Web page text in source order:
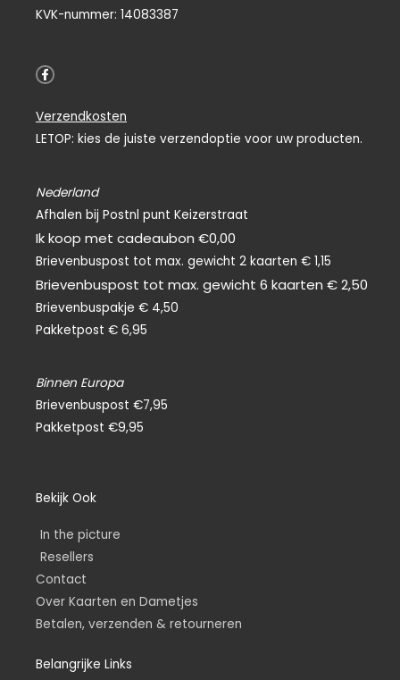
KVK-nummer: 14083387
F
a
b
o
o
Verzendkosten
LETOP: kies de juiste verzendoptie voor uw producten.
Nederland
Afhalen bij Postnl punt Keizerstraat
Ik koop met cadeaubon €0,00
Brievenbuspost tot max. gewicht 2 kaarten € 1,15
Brievenbuspost tot max. gewicht 6 kaarten € 2,50
Brievenbuspakje € 4,50
Pakketpost € 6,95
Binnen Europa
Brievenbuspost €7,95
Pakketpost €9,95
Bekijk Ook
In the picture
Resellers
Contact
Over Kaarten en Dametjes
Betalen, verzenden & retourneren
Belangrijke Links